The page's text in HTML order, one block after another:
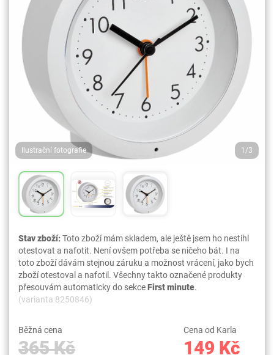
Ilustrační fotografie 1/3
Stav zboží:Toto zboží mám skladem, ale ještě jsem ho nestihl
otestovat a nafotit. Není ovšem potřeba se ničeho bát. I na
toto zboží dávám stejnou záruku a možnost vrácení, jako bych
zboží otestoval a nafotil. Všechny takto označené produkty
přesouvám automaticky do sekceFirst minute.
(varianta 8250846)
Běžná cena
365 Kč
Cena od Karla
149 Kč